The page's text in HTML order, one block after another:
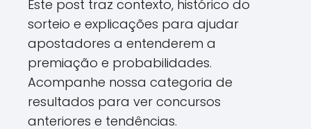
Este post traz contexto, histórico do
sorteio e explicações para ajudar
apostadores a entenderem a
premiação e probabilidades.
Acompanhe nossa categoria de
resultados para ver concursos
anteriores e tendências.